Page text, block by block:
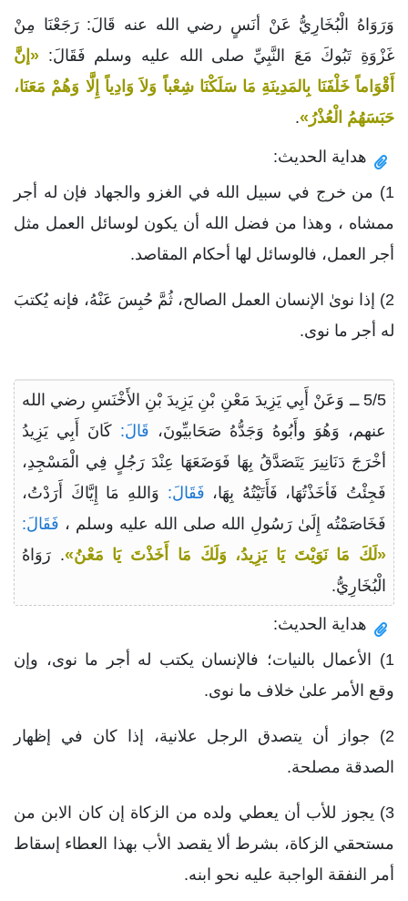
وَرَوَاهُ الْبُخَارِيُّ عَنْ أنَسٍ رضي الله عنه قَالَ: رَجَعْنَا مِنْ
غَزْوَةِ تَبُوكَ مَعَ النَّبِيِّ صلى الله عليه وسلم فَقَالَ: «إنَّ
أَقْوَاماً خَلْفَنَا بِالمَدِينَةِ مَا سَلَكْنَا شِعْباً وَلاَ وَادِياً إِلَّا وَهُمْ مَعَنَا،
حَبَسَهُمُ الْعُذْرُ».
هداية الحديث:
1) من خرج في سبيل الله في الغزو والجهاد فإن له أجر
ممشاه ، وهذا من فضل الله أن يكون لوسائل العمل مثل
أجر العمل، فالوسائل لها أحكام المقاصد.
2) إذا نوىٰ الإنسان العمل الصالح، ثُمَّ حُبِسَ عَنْهُ، فإنه يُكتبَ
له أجر ما نوى.
5/5 ــ وَعَنْ أَبِي يَزِيدَ مَعْنِ بْنِ يَزِيدَ بْنِ الأَخْنَسِ رضي الله
عنهم، وَهُوَ وأَبُوهُ وَجَدُّهُ صَحَابيِّونَ، قَالَ: كَانَ أَبِي يَزِيدُ
أخْرَجَ دَنَانِيرَ يَتَصَدَّقُ بِهَا فَوَضَعَهَا عِنْدَ رَجُلٍ فِي الْمَسْجِدِ،
فَجِئْتُ فَأخَذْتُهَا، فَأَتَيْتُهُ بِهَا، فَقَالَ: وَاللهِ مَا إِيَّاكَ أَرَدْتُ،
فَخَاصَمْتُه إِلَىٰ رَسُولِ الله صلى الله عليه وسلم ، فَقَالَ:
«لَكَ مَا نَوَيْتَ يَا يَزِيدُ، وَلَكَ مَا أَخَذْتَ يَا مَعْنُ». رَوَاهُ
الْبُخَارِيُّ.
هداية الحديث:
1) الأعمال بالنيات؛ فالإنسان يكتب له أجر ما نوى، وإن
وقع الأمر علىٰ خلاف ما نوى.
2) جواز أن يتصدق الرجل علانية، إذا كان في إظهار
الصدقة مصلحة.
3) يجوز للأب أن يعطي ولده من الزكاة إن كان الابن من
مستحقي الزكاة، بشرط ألا يقصد الأب بهذا العطاء إسقاط
أمر النفقة الواجبة عليه نحو ابنه.